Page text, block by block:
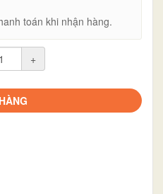
toán khi nhận hàng.
+